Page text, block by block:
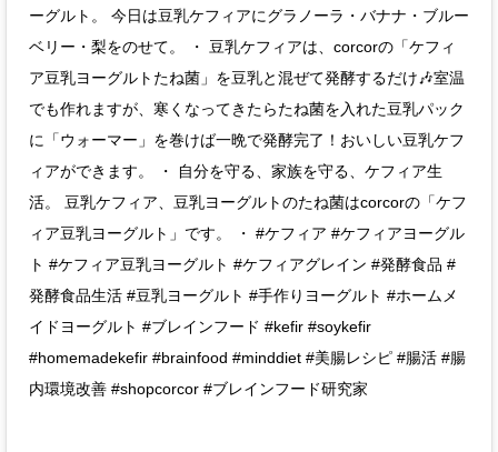
ーグルト。 今日は豆乳ケフィアにグラノーラ・バナナ・ブルー
ベリー・梨をのせて。 ・ 豆乳ケフィアは、corcorの「ケフィ
ア豆乳ヨーグルトたね菌」を豆乳と混ぜて発酵するだけ🎶室温
でも作れますが、寒くなってきたらたね菌を入れた豆乳パック
に「ウォーマー」を巻けば一晩で発酵完了！おいしい豆乳ケフ
ィアができます。 ・ 自分を守る、家族を守る、ケフィア生
活。 豆乳ケフィア、豆乳ヨーグルトのたね菌はcorcorの「ケフ
ィア豆乳ヨーグルト」です。 ・ #ケフィア #ケフィアヨーグル
ト #ケフィア豆乳ヨーグルト #ケフィアグレイン #発酵食品 #
発酵食品生活 #豆乳ヨーグルト #手作りヨーグルト #ホームメ
イドヨーグルト #ブレインフード #kefir #soykefir
#homemadekefir #brainfood #minddiet #美腸レシピ #腸活 #腸
内環境改善 #shopcorcor #ブレインフード研究家